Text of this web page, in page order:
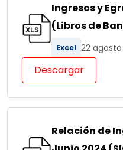
Ingresos y
(Libros de
Excel 22
Descargar
Relación de